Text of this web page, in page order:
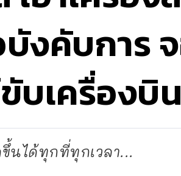
งคับการ
บเครื่องบิน
นได้ทุกที่ทุกเวลา...